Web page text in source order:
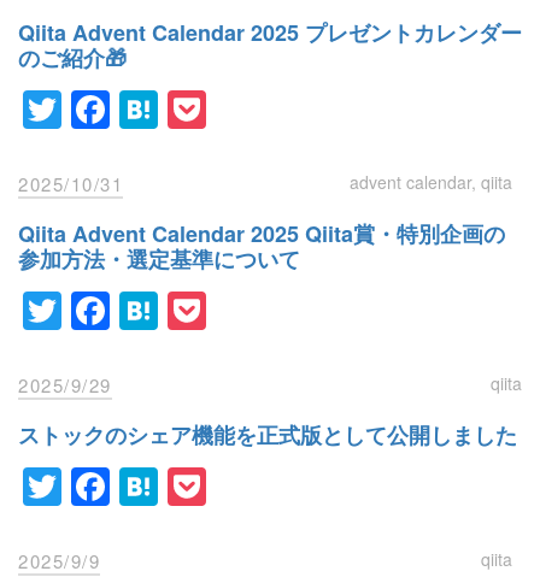
Qiita Advent Calendar 2025 プレゼントカレンダー
のご紹介🎁
Twitter
Facebook
Hatena
2025/10/31 advent calendar qiita
Qiita Advent Calendar 2025 Qiita賞・特別企画の
参加方法・選定基準について
Twitter
Facebook
Hatena
2025/9/29 qiita
ストックのシェア機能を正式版として公開しました
Twitter
Facebook
Hatena
2025/9/9 qiita